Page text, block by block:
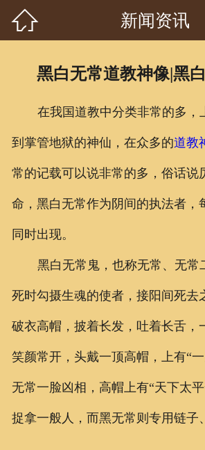
 新闻资讯
黑白无常道教神像|黑
在我国道教中分类非常的多，
到掌管地狱的神仙，在众多的道教
常的记载可以说非常的多，俗话说
命，黑白无常作为阴间的执法者，
同时出现。
黑白无常鬼，也称无常、无常
死时勾摄生魂的使者，接阳间死去
破衣高帽，披着长发，吐着长舌，
笑颜常开，头戴一顶高帽，上有“
无常一脸凶相，高帽上有“天下太
捉拿一般人，而黑无常则专用链子